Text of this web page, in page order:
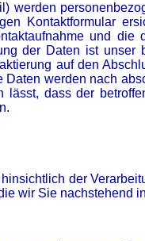
werden
Kontaktformular
und die
der Daten ist unser
auf den
werden nach
dass der
der
wir Sie nachstehend